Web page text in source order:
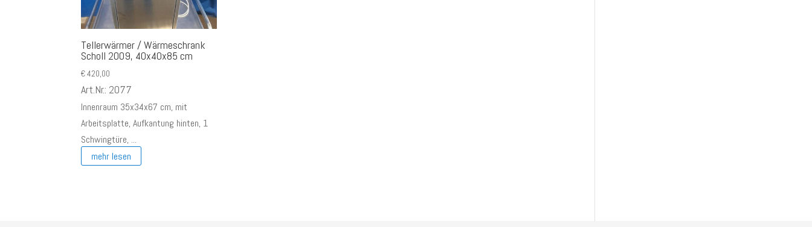
Tellerwärmer / Wärmeschrank
Scholl 2009, 40x40x85 cm
€420,00
Art.Nr.: 2077
Innenraum 35x34x67 cm, mit
Arbeitsplatte, Aufkantung hinten, 1
Schwingtüre, ...
mehr lesen